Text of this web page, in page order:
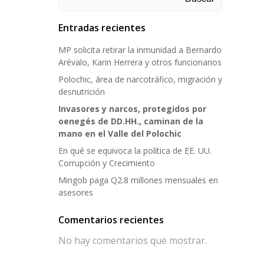
Entradas recientes
MP solicita retirar la inmunidad a Bernardo
Arévalo, Karin Herrera y otros funcionarios
Polochic, área de narcotráfico, migración y
desnutrición
Invasores y narcos, protegidos por
oenegés de DD.HH., caminan de la
mano en el Valle del Polochic
En qué se equivoca la política de EE. UU.
Corrupción y Crecimiento
Mingob paga Q2.8 millones mensuales en
asesores
Comentarios recientes
No hay comentarios que mostrar.